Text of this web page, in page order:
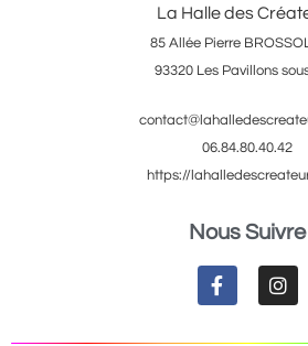
La Halle des
85 Allée Pierre
93320 Les Pavillons
06.84.80.40.42
https://
Nous Suivre